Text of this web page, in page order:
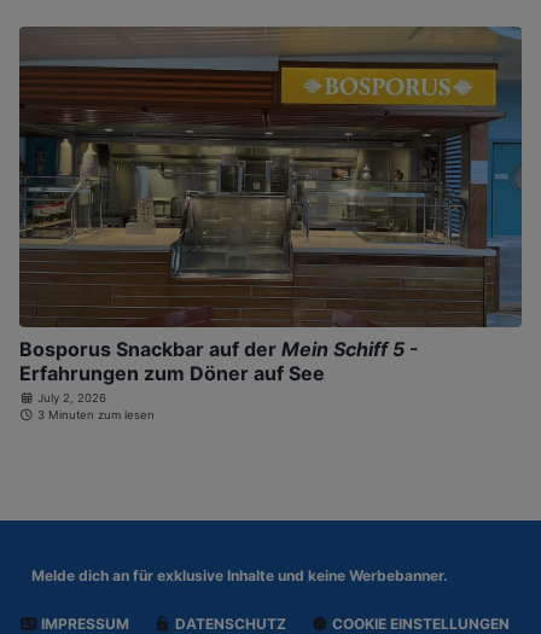
Bosporus Snackbar auf der Mein Schiff 5 -
Erfahrungen zum Döner auf See
July 2, 2026
3 Minuten zum lesen
Melde dich an für exklusive Inhalte und keine Werbebanner.
IMPRESSUM DATENSCHUTZ COOKIE EINSTELLUNGEN